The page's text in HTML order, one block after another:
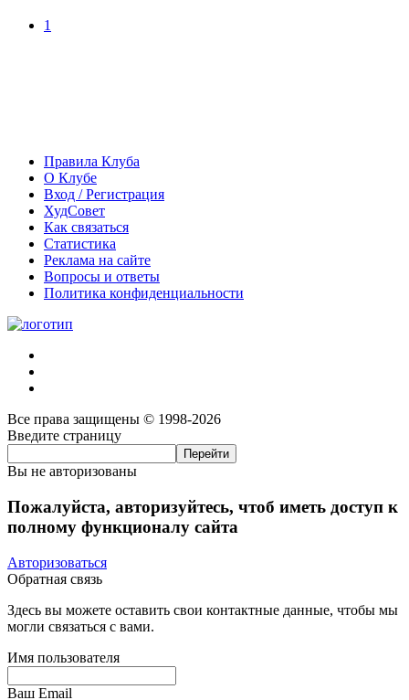
1
Правила Клуба
О Клубе
Вход / Регистрация
ХудСовет
Как связаться
Статистика
Реклама на сайте
Вопросы и ответы
Политика конфиденциальности
Все права защищены © 1998-2026
Введите страницу
Вы не авторизованы
Пожалуйста, авторизуйтесь, чтоб иметь доступ к
полному функционалу сайта
Авторизоваться
Обратная связь
Здесь вы можете оставить свои контактные данные, чтобы мы
могли связаться с вами.
Имя пользователя
Ваш Email